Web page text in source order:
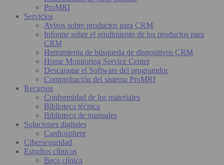
ProMRI
Servicios
Avisos sobre productos para CRM
Informe sobre el rendimiento de los productos para
CRM
Herramienta de búsqueda de dispositivos CRM
Home Monitoring Service Center
Descaragar el Software del programdor
Comprobación del sistema ProMRI
Recursos
Conformidad de los materiales
Biblioteca técnica
Biblioteca de manuales
Soluciones digitales
Cardiosphere
Ciberseguridad
Estudios clínicos
Beca clínica